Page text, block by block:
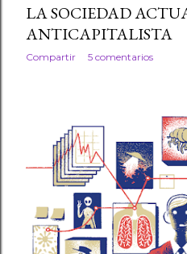
E
n
d
s
LA SOCIEDAD
ANTICAPITALISTA
Compartir 5 comentarios